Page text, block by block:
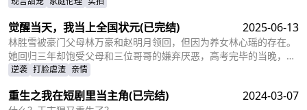
觉醒当天，我当上全国状元(已完结) 2025-06-13
林胜雪被豪门父母林万豪和赵明月领回，但因为养女林心瑶的存在。
她回归三年却饱受父母和三位哥哥的嫌弃厌恶，高考完毕的当晚，更
是因为救出被林心瑶撞成植物人的傅芊芊，被亲生父母和三个哥哥联
面对三位哥哥施舍和不屑，林胜雪果断跟她们断绝关系，还在状元宴
逆袭 打脸虐渣 亲情
重生之我在短剧里当主角(已完结) 2024-03-07